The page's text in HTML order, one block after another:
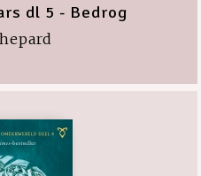
dl 5 - Bedrog